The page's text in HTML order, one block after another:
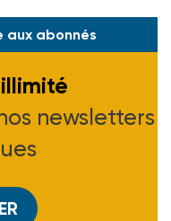
aux abonnés
newsletters